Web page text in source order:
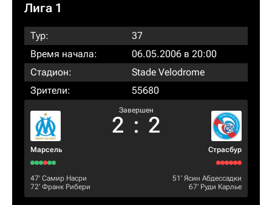
Лига 1
Тур:
37
Время начала:
06.05.2006 в 20:00
Стадион:
Stade Velodrome
Зрители:
55680
Марсель
Завершен
2 : 2
Страсбур
47‎’‎ Самир Насри
72‎’‎ Франк Рибери
51‎’‎ Ясин Абдессадки
67‎’‎ Руди Карлье